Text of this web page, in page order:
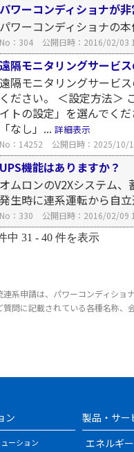
パワーコンディショナが
パワーコンディショナの
No：304 公開日時：2016/02/03
遠隔モニタリングサービ
遠隔モニタリングサービ
ください。 ＜設定方法＞
イトの設定」を選んでく
「なし」... 詳細表示
No：14252 公開日時：2025/10/
UPS機能はありますか？
オムロンのV2Xシステム
発生時に連系運転から自
No：330 公開日時：2016/02/09
中 31 - 40 件を表示
系申請は、パワーコンディショ
問に記載されている各種名称、
ン
ーション
製品・サー
エネルギー